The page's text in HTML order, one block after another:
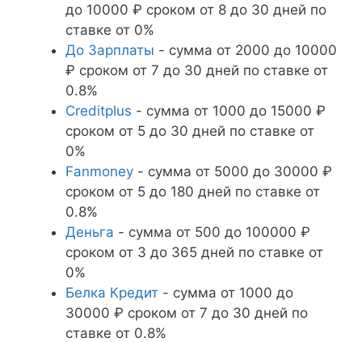
до 10000 ₽ сроком от 8 до 30 дней по
ставке от 0%
До Зарплаты - сумма от 2000 до 10000
₽ сроком от 7 до 30 дней по ставке от
0.8%
Creditplus - сумма от 1000 до 15000 ₽
сроком от 5 до 30 дней по ставке от
0%
Fanmoney - сумма от 5000 до 30000 ₽
сроком от 5 до 180 дней по ставке от
0.8%
Деньга - сумма от 500 до 100000 ₽
сроком от 3 до 365 дней по ставке от
0%
Белка Кредит - сумма от 1000 до
30000 ₽ сроком от 7 до 30 дней по
ставке от 0.8%